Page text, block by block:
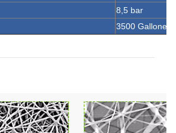
8,5 bar
3500 Gallonen